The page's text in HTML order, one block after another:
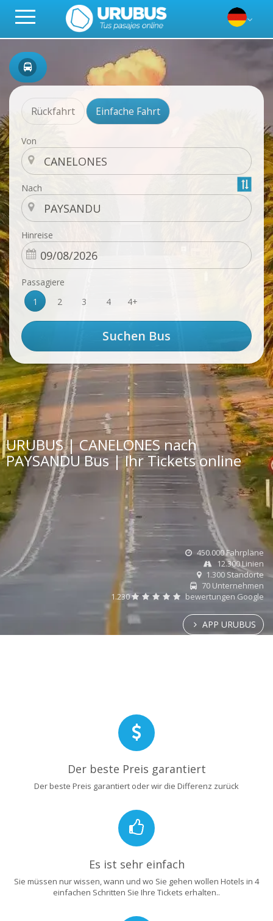
Rückfahrt Einfache Fahrt
Von
Nach
Hinreise
Passagiere
1
2 3 4 4+
URUBUS | CANELONES nach
PAYSANDU Bus | Ihr Tickets online
450.000 Fahrpläne
12.300 Linien
1.300 Standorte
70 Unternehmen
1.230
bewertungen Google
APP URUBUS
Der beste Preis garantiert
Der beste Preis garantiert oder wir die Differenz zurück
Es ist sehr einfach
Sie müssen nur wissen, wann und wo Sie gehen wollen Hotels in 4
einfachen Schritten Sie Ihre Tickets erhalten..